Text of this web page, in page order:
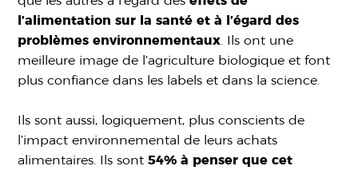
l’alimentation sur la santé et à l’égard des
problèmes environnementaux . Ils ont une
meilleure image de l’agriculture biologique et font
plus confiance dans les labels et dans la science.
Ils sont aussi, logiquement, plus conscients de
l’impact environnemental de leurs achats
alimentaires. Ils sont54% à penser que cet